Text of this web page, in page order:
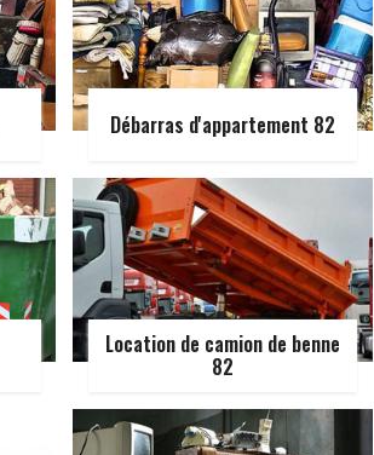
Débarras d'appartement 82
Location de camion de benne
82